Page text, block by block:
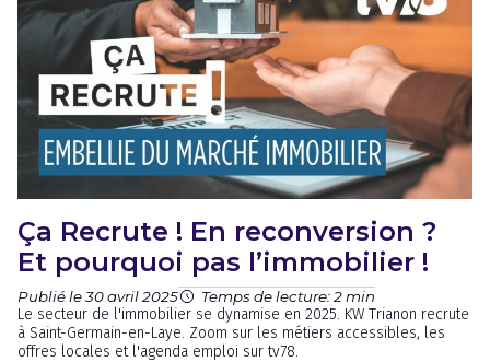
Ça Recrute ! En reconversion ?
Et pourquoi pas l’immobilier !
Publié le 30 avril 2025 Temps de lecture: 2 min
Le secteur de l'immobilier se dynamise en 2025. KW Trianon recrute
à Saint-Germain-en-Laye. Zoom sur les métiers accessibles, les
offres locales et l'agenda emploi sur tv78.